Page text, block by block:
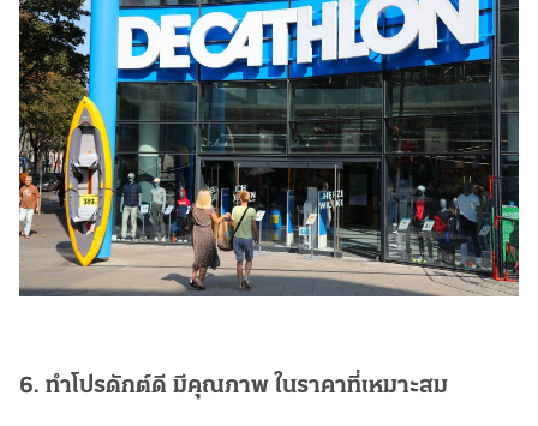
6. ทำโปรดักต์ดี มีคุณภาพ ในราคาที่เหมาะสม